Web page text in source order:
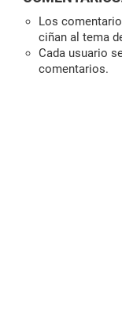
Los
ciñan al tema
Cada usuario
comentarios.